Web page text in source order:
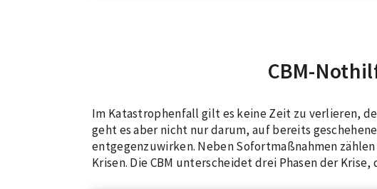
CBM-
Im Katastrophenfall gilt es keine Zeit zu verlieren,
geht es aber nicht nur darum, auf bereits
entgegenzuwirken. Neben Sofortmaßnahmen
Krisen. Die CBM unterscheidet drei Phasen der